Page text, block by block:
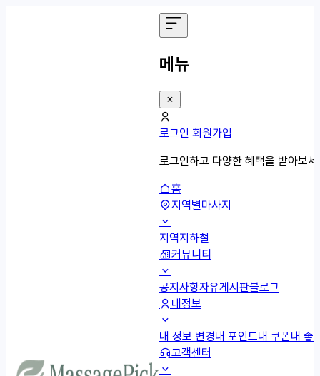
메뉴
로그인 회원가입
로그인하고 다양한 혜택을 받아보
홈
지역별마사지
지역지하철
커뮤니티
공지사항자유게시판블로그
내정보
내 정보 변경내 포인트내 쿠폰내 좋
고객센터